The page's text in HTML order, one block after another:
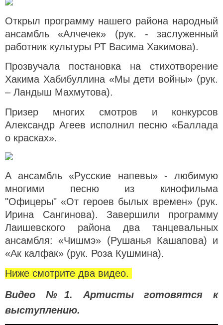
Открыл программу нашего района народный
ансамбль «Алчечек» (рук. - заслуженный
работник культуры РТ Васима Хакимова).
Прозвучала постановка на стихотворение
Хакима Хабибуллина «Мы дети войны» (рук.
– Ландыш Махмутова).
Призер многих смотров и конкурсов
Александр Агеев исполнил песню «Баллада
о красках».
А ансамбль «Русские напевы» - любимую
многими песню из кинофильма
"Офицеры" «От героев былых времен» (рук.
Ирина Сангинова). Завершили программу
Лаишевского района два танцевальных
ансамбля: «Чишмэ» (Рушанья Кашапова) и
«Ак калфак» (рук. Роза Кушмина).
Ниже смотрите два видео.
Видео №1. Артисты готовятся к
выступлению.